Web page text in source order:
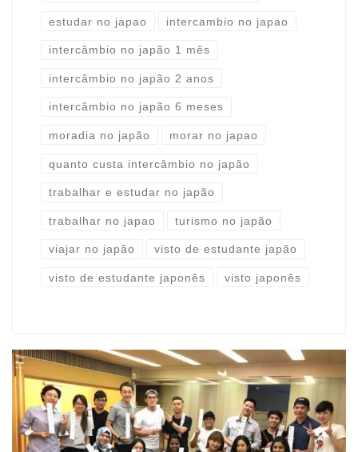
estudar no japao intercambio no japao
intercâmbio no japão 1 mês
intercâmbio no japão 2 anos
intercâmbio no japão 6 meses
moradia no japão morar no japao
quanto custa intercâmbio no japão
trabalhar e estudar no japão
trabalhar no japao turismo no japão
viajar no japão visto de estudante japão
visto de estudante japonês visto japonês